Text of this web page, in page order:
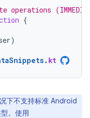
{
)
. kt
下不支持标准 Android
。使用